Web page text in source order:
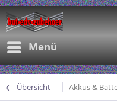
Menü
Übersicht Akkus &